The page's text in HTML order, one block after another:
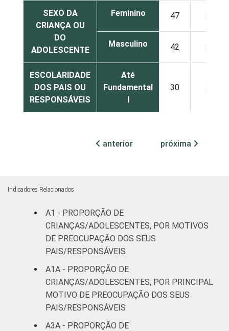
SEXO DA
CRIANÇA OU
DO
ADOLESCENTE
Feminino 47 26
Masculino 42 24
ESCOLARIDADE
DOS PAIS OU
RESPONSÁVEIS
Até
Fundamental
I
30 23
DA CRIANÇA
OU DO
ADOLESCENTE
anos
De 11 a 12
anos
De 13 a 14
anos
32 19
De 15 a 17
anos
anterior próxima
Indicadores Relacionados
A1 - PROPORÇÃO DE
CRIANÇAS/ADOLESCENTES, POR MOTIVOS
DE PREOCUPAÇÃO DOS SEUS
PAIS/RESPONSÁVEIS
A1A - PROPORÇÃO DE
CRIANÇAS/ADOLESCENTES, POR PRINCIPAL
MOTIVO DE PREOCUPAÇÃO DOS SEUS
PAIS/RESPONSÁVEIS
A3A - PROPORÇÃO DE